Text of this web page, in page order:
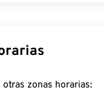
zonas horarias: